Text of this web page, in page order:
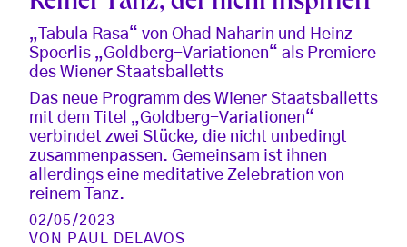
„Tabula Rasa“ von Ohad Naharin und Heinz
Spoerlis „Goldberg-Variationen“ als Premiere
des Wiener Staatsballetts
Das neue Programm des Wiener Staatsballetts
mit dem Titel „Goldberg-Variationen“
verbindet zwei Stücke, die nicht unbedingt
zusammenpassen. Gemeinsam ist ihnen
allerdings eine meditative Zelebration von
reinem Tanz.
02/05/2023
VON
PAUL DELAVOS